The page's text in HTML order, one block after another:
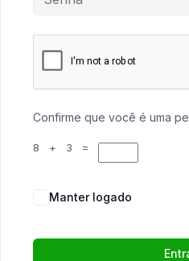
Confirme que você é uma
8 + 3 =
Manter logado